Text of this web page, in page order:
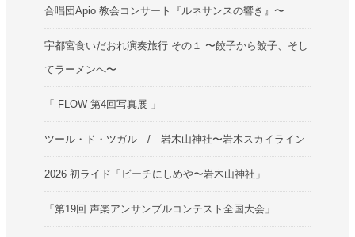
合唱団Apio 教会コンサート『ルネサンスの響き』〜
宇都宮食いだおれ演奏旅行 その１ 〜餃子から餃子、そし
てラーメンへ〜
「 FLOW 第4回写真展 」
ツール・ド・ツガル / 岩木山神社〜岩木スカイライン
2026 初ライド「ビーチにしめや〜岩木山神社」
「第19回 声楽アンサンブルコンテスト全国大会」